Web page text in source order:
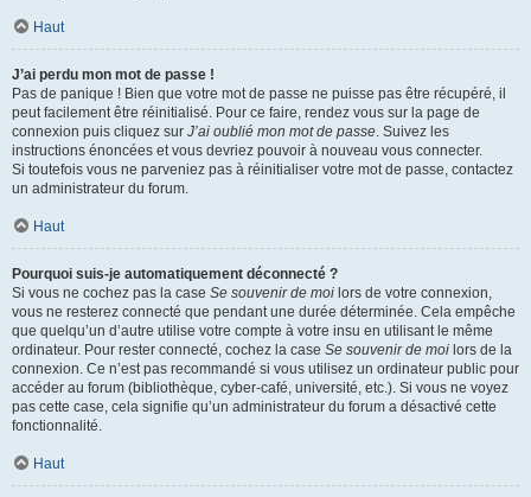
Haut
J’ai perdu mon mot de passe !
Pas de panique ! Bien que votre mot de passe ne puisse pas être récupéré, il
peut facilement être réinitialisé. Pour ce faire, rendez vous sur la page de
connexion puis cliquez sur J’ai oublié mon mot de passe. Suivez les
instructions énoncées et vous devriez pouvoir à nouveau vous connecter.
Si toutefois vous ne parveniez pas à réinitialiser votre mot de passe, contactez
un administrateur du forum.
Haut
Pourquoi suis-je automatiquement déconnecté ?
Si vous ne cochez pas la case Se souvenir de moi lors de votre connexion,
vous ne resterez connecté que pendant une durée déterminée. Cela empêche
que quelqu’un d’autre utilise votre compte à votre insu en utilisant le même
ordinateur. Pour rester connecté, cochez la case Se souvenir de moi lors de la
connexion. Ce n’est pas recommandé si vous utilisez un ordinateur public pour
accéder au forum (bibliothèque, cyber-café, université, etc.). Si vous ne voyez
pas cette case, cela signifie qu’un administrateur du forum a désactivé cette
fonctionnalité.
Haut